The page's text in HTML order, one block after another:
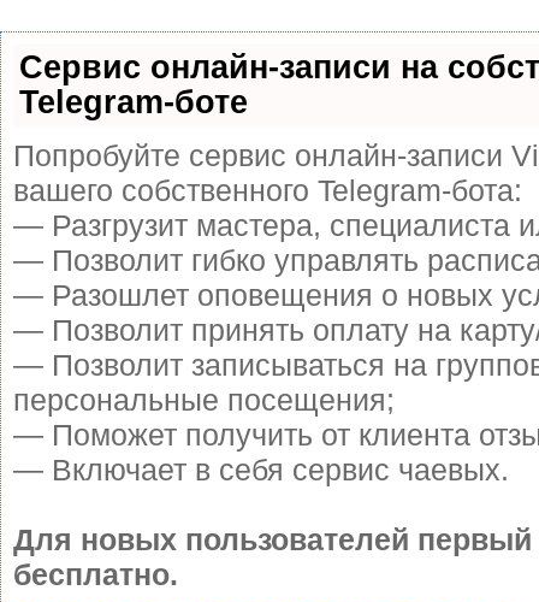
Сервис онлайн-записи на
Telegram-боте
Попробуйте сервис онлайн-записи
вашего собственного Telegram-бота:
— Разгрузит мастера, специалиста
— Позволит гибко управлять
— Разошлет оповещения о новых
— Позволит принять оплату на
— Позволит записываться на
персональные посещения;
— Поможет получить от клиента
— Включает в себя сервис чаевых.
Для новых пользователей
бесплатно.